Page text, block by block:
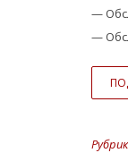
—
—